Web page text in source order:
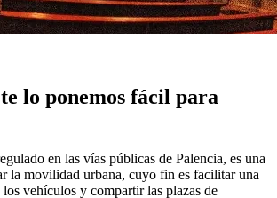
lo ponemos fácil para
en las vías públicas de Palencia, es una
la movilidad urbana, cuyo fin es facilitar una
vehículos y compartir las plazas de